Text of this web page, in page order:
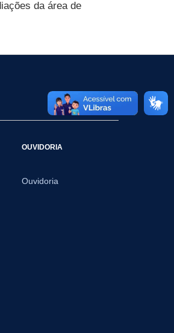
da área de
OUVIDORIA
Ouvidoria